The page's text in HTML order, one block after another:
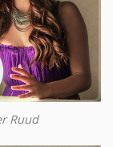
Ruud